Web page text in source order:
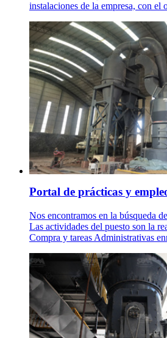
instalaciones de la empresa, con el
Portal de prácticas y
Nos encontramos en la búsqueda
Las actividades del puesto son la
Compra y tareas Administrativas